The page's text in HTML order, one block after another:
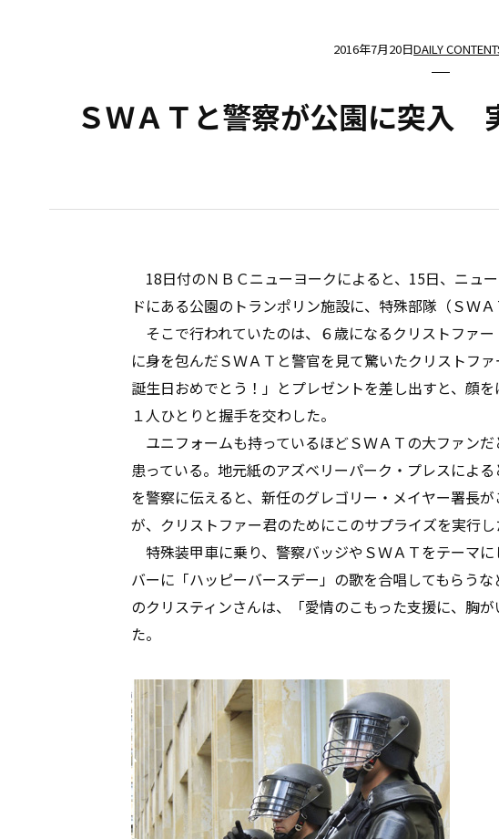
2016年7月20日DAILY
ＳＷＡＴと警察が公園に突入
18日付のＮＢＣニューヨークによると、15日、ニュ
ドにある公園のトランポリン施設に、特殊部隊（ＳＷＡ
そこで行われていたのは、６歳になるクリストファ
に身を包んだＳＷＡＴと警官を見て驚いたクリストフ
誕生日おめでとう！」とプレゼントを差し出すと、顔
１人ひとりと握手を交わした。
ユニフォームも持っているほどＳＷＡＴの大ファン
患っている。地元紙のアズベリーパーク・プレスによ
を警察に伝えると、新任のグレゴリー・メイヤー署長
が、クリストファー君のためにこのサプライズを実行し
特殊装甲車に乗り、警察バッジやＳＷＡＴをテーマ
バーに「ハッピーバースデー」の歌を合唱してもらう
のクリスティンさんは、「愛情のこもった支援に、胸
た。